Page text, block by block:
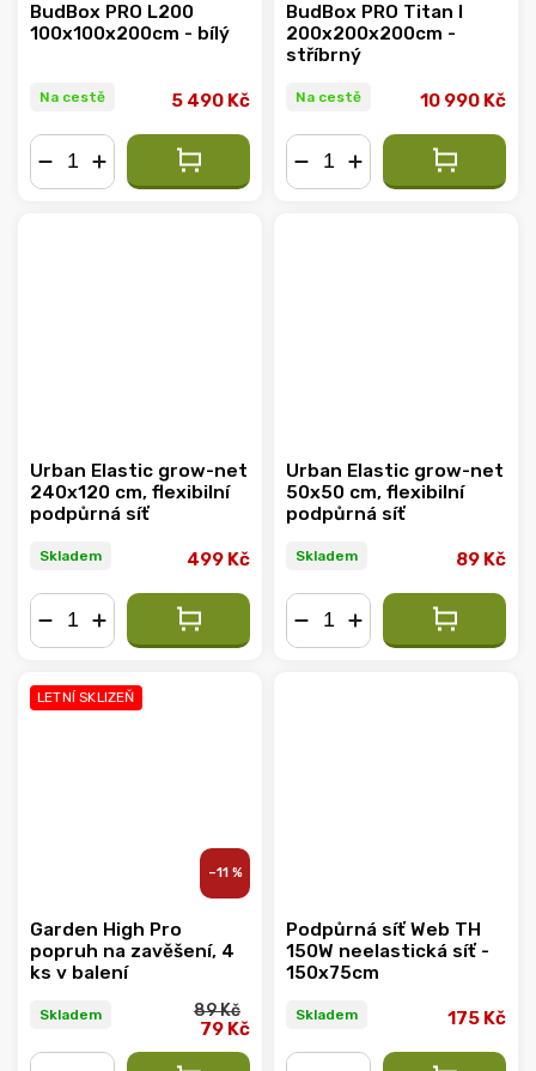
BudBox PRO L200
100x100x200cm - bílý
Na cestě 5 490 Kč
BudBox PRO Titan I
200x200x200cm -
stříbrný
Na cestě 10 990 Kč
Urban Elastic grow-net
240x120 cm, flexibilní
podpůrná síť
Skladem 499 Kč
Urban Elastic grow-net
50x50 cm, flexibilní
podpůrná síť
Skladem 89 Kč
LETNÍ SKLIZEŇ
–11 %
Garden High Pro
popruh na zavěšení, 4
ks v balení
Skladem 89 Kč
79 Kč
Podpůrná síť Web TH
150W neelastická síť -
150x75cm
Skladem 175 Kč